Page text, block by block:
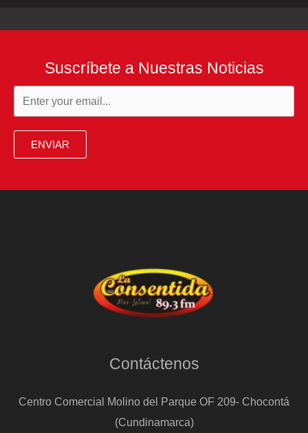
Suscríbete a Nuestras Noticias
ENVIAR
Contáctenos
Centro Comercial Molino del Parque OF 209- Chocontá
(Cundinamarca)